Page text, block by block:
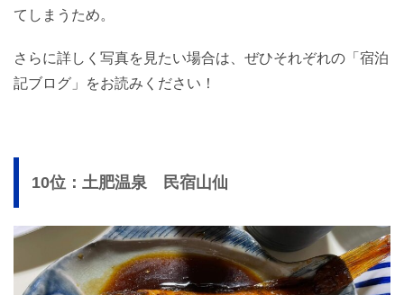
てしまうため。
さらに詳しく写真を見たい場合は、ぜひそれぞれの「宿泊
記ブログ」をお読みください！
10位：土肥温泉 民宿山仙